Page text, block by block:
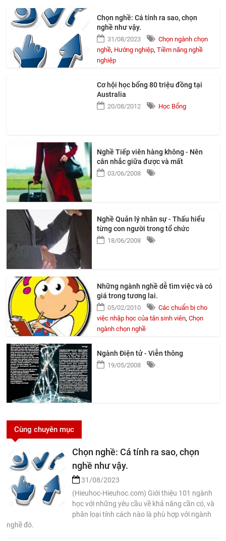
Chọn nghề: Cá tính ra sao, chọn
nghề như vậy.
31/08/2023
Chọn ngành chọn
nghề, Hướng nghiệp, Tiềm năng nghề
nghiệp
Cơ hội học bổng 80 triệu đồng tại
Australia
20/08/2012 Học Bổng
Nghề Tiếp viên hàng không - Nên
cân nhắc giữa được và mất
03/06/2008
Nghề Quản lý nhân sự - Thấu hiểu
từng con người trong tổ chức
18/06/2008
Những ngành nghề dễ tìm việc và có
giá trong tương lai.
05/02/2010
Các chuẩn bị cho
việc nhập học của tân sinh viên, Chọn
ngành chọn nghề
Ngành Điện tử - Viễn thông
19/05/2008
Cùng chuyên mục
Chọn nghề: Cá tính ra sao, chọn
nghề như vậy.
31/08/2023
(Hieuhoc-Hieuhoc.com) Giới thiệu 101 ngành
học với những yêu cầu về khả năng cần có, và
phân loại tính cách nào là phù hợp với ngành
nghề đó.